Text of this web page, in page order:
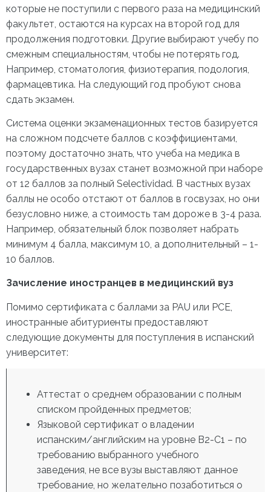
которые не поступили с первого раза на медицинский
факультет, остаются на курсах на второй год для
продолжения подготовки. Другие выбирают учебу по
смежным специальностям, чтобы не потерять год.
Например, стоматология, физиотерапия, подология,
фармацевтика. На следующий год пробуют снова
сдать экзамен.
Система оценки экзаменационных тестов базируется
на сложном подсчете баллов с коэффициентами,
поэтому достаточно знать, что учеба на медика в
государственных вузах станет возможной при наборе
от 12 баллов за полный Selectividad. В частных вузах
баллы не особо отстают от баллов в госвузах, но они
безусловно ниже, а стоимость там дороже в 3-4 раза.
Например, обязательный блок позволяет набрать
минимум 4 балла, максимум 10, а дополнительный – 1-
10 баллов.
Зачисление иностранцев в медицинский вуз
Помимо сертификата с баллами за PAU или PCE,
иностранные абитуриенты предоставляют
следующие документы для поступления в испанский
университет:
Аттестат о среднем образовании с полным
списком пройденных предметов;
Языковой сертификат о владении
испанским/английским на уровне В2-С1 – по
требованию выбранного учебного
заведения, не все вузы выставляют данное
требование, но желательно позаботиться о